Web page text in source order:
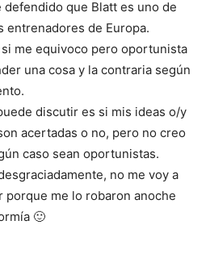
defendido que Blatt es uno de
entrenadores de Europa.
me equivoco pero oportunista
una cosa y la contraria según
discutir es si mis ideas o/y
acertadas o no, pero no creo
caso sean oportunistas.
no me voy a
porque me lo robaron anoche
🙂